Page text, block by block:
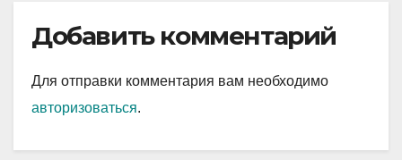
Добавить комментарий
Для отправки комментария вам необходимо
авторизоваться.